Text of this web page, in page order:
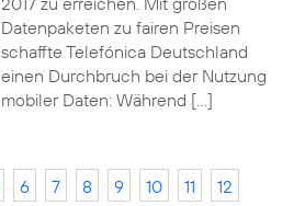
Datenpaketen zu fairen Preisen
schaffte Telefónica Deutschland
einen Durchbruch bei der Nutzung
mobiler Daten: Während […]
6 7 8 9 10 11
12